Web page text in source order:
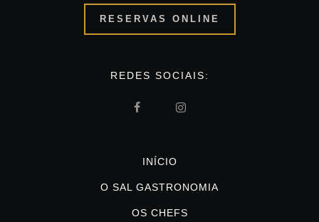
RESERVAS ONLINE
REDES SOCIAIS:
INÍCIO
O SAL GASTRONOMIA
OS CHEFS